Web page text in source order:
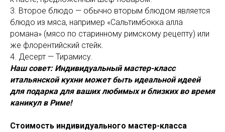
3. Второе блюдо — обычно вторым блюдом является
блюдо из мяса, например «Сальтимбокка алла
романа» (мясо по старинному римскому рецепту) или
же флорентийский стейк.
4. Десерт — Тирамису.
Наш совет: Индивидуальный мастер-класс
итальянской кухни может быть идеальной идеей
для подарка для ваших любимых и близких во время
каникул в Риме!
Стоимость индивидуального мастер-класса